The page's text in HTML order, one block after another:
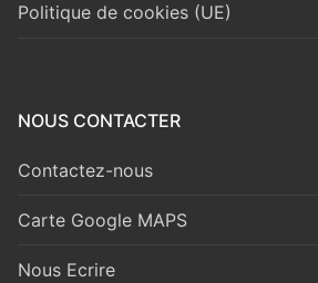
Politique de cookies (UE)
NOUS CONTACTER
Contactez-nous
Carte Google MAPS
Nous Ecrire